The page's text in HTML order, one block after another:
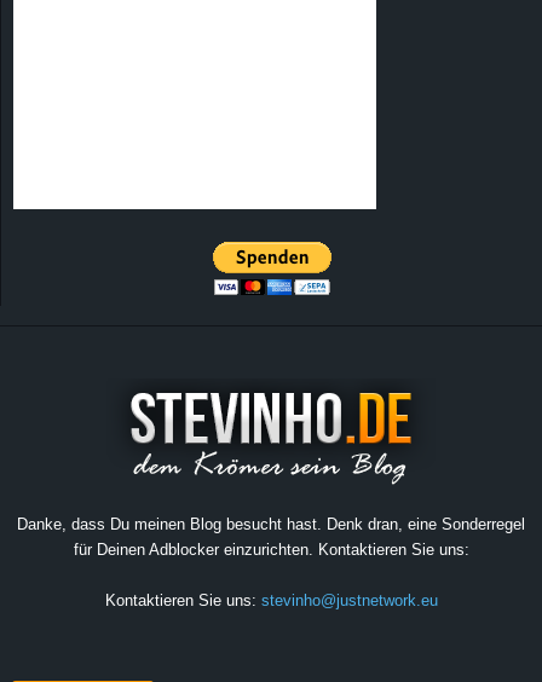
Danke, dass Du meinen Blog besucht hast. Denk dran, eine Sonderregel
für Deinen Adblocker einzurichten. Kontaktieren Sie uns:
Kontaktieren Sie uns: stevinho@justnetwork.eu